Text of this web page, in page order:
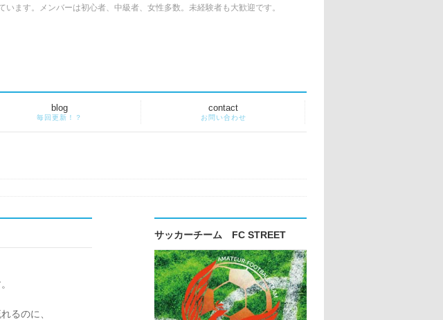
ます。メンバーは初心者、中級者、女性多数。未経験者も大歓迎です。
blog
毎回更新！？
contact
お問い合わせ
るのに、
サッカーチーム FC STREET